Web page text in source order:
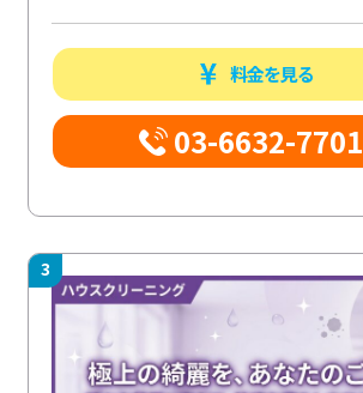
料金を見る
03-6632-7701
3